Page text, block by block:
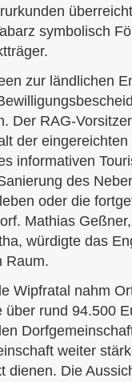
symbolisch
zur ländlichen
Der RAG-
der
informativen
des
oder die
Mathias
würdigte das
Raum.
Wipfratal nahm
rund 94.500
weiter
dienen. Die